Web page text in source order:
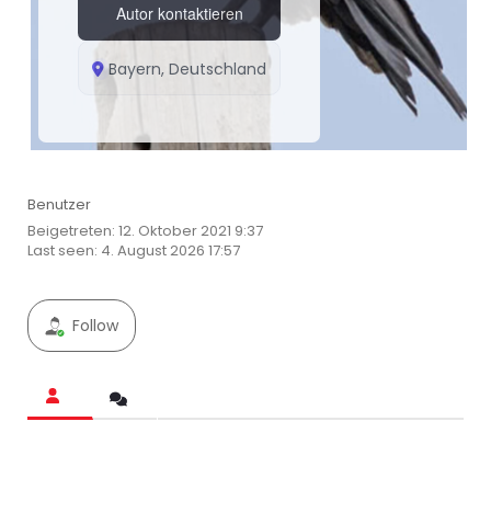
Autor kontaktieren
Bayern, Deutschland
Benutzer
Beigetreten: 12. Oktober 2021 9:37
Last seen: 4. August 2026 17:57
Follow